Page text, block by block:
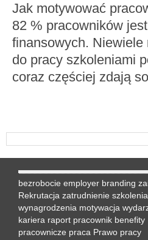
Jak motywować
82 % pracowników
finansowych.
do pracy szkoleniami
coraz częściej zdają
bezrobocie employer branding
Rekrutacja zatrudnienie szkolenia
wynagrodzenia motywacja
kariera raport pracownik benefity
pracownicze praca Prawo pracy